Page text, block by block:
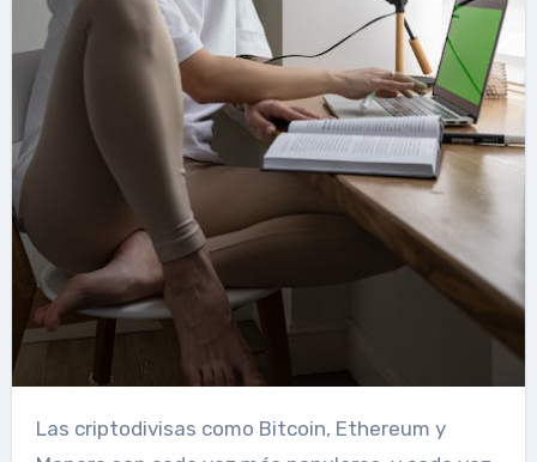
Las criptodivisas como Bitcoin, Ethereum y